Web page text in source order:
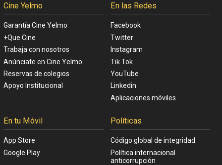
Cine Yelmo
Garantía Cine Yelmo
+Que Cine
Trabaja con nosotros
Anúnciate en Cine Yelmo
Reservas de colegios
Apoyo Institucional
En las Redes
Facebook
Twitter
Instagram
Tik Tok
YouTube
Linkedin
Aplicaciones móviles
En tu Móvil
App Store
Google Play
Políticas
Código global de integridad
Política internacional
anticorrupción